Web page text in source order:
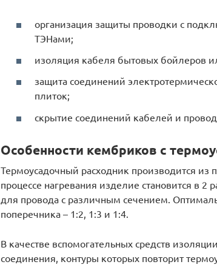
организация защиты проводки с
ТЭНами;
изоляция кабеля бытовых бойлеров
защита соединений
плиток;
скрытие соединений кабелей и
Особенности кембриков с
Термоусадочный расходник производится
процессе нагревания изделие становится в 2
для провода с различным сечением.
поперечника – 1:2, 1:3 и 1:4.
В качестве вспомогательных средств
соединения, контуры которых повторит